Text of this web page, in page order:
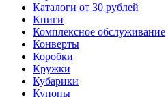
Каталоги от 30 рублей
Книги
Комплексное обслуживание
Конверты
Коробки
Кружки
Кубарики
Купоны